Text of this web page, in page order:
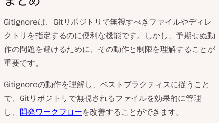
Gitignoreは、Gitリポジトリで無視すべきファイルやディレ
クトリを指定するのに便利な機能です。しかし、予期せぬ動
作の問題を避けるために、その動作と制限を理解することが
重要です。
Gitignoreの動作を理解し、ベストプラクティスに従うこと
で、Gitリポジトリで無視されるファイルを効果的に管理
し、 開発ワークフローを改善することができます。